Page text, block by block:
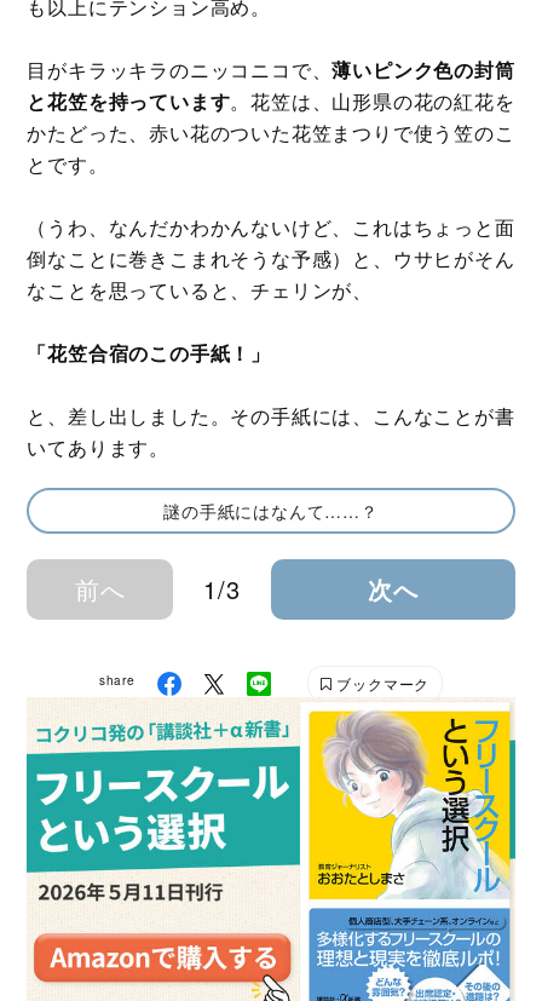
も以上にテンション高め。
目がキラッキラのニッコニコで、薄いピンク色の封筒
と花笠を持っています。花笠は、山形県の花の紅花を
かたどった、赤い花のついた花笠まつりで使う笠のこ
とです。
（うわ、なんだかわかんないけど、これはちょっと面
倒なことに巻きこまれそうな予感）と、ウサヒがそん
なことを思っていると、チェリンが、
「花笠合宿のこの手紙！」
と、差し出しました。その手紙には、こんなことが書
いてあります。
謎の手紙にはなんて……？
前へ 1/3 次へ
share ブックマーク